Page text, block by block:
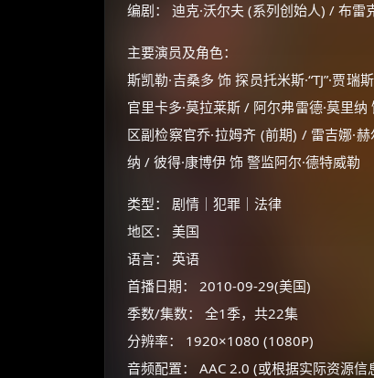
编剧： 迪克·沃尔夫 (系列创始人) / 布雷
主要演员及角色：
斯凯勒·吉桑多 饰 探员托米斯·“TJ”·贾
官里卡多·莫拉莱斯 / 阿尔弗雷德·莫里
区副检察官乔·拉姆齐 (前期) / 雷吉娜·
纳 / 彼得·康博伊 饰 警监阿尔·德特威勒
类型： 剧情｜犯罪｜法律
地区： 美国
语言： 英语
首播日期： 2010-09-29(美国)
季数/集数： 全1季，共22集
分辨率： 1920×1080 (1080P)
音频配置： AAC 2.0 (或根据实际资源